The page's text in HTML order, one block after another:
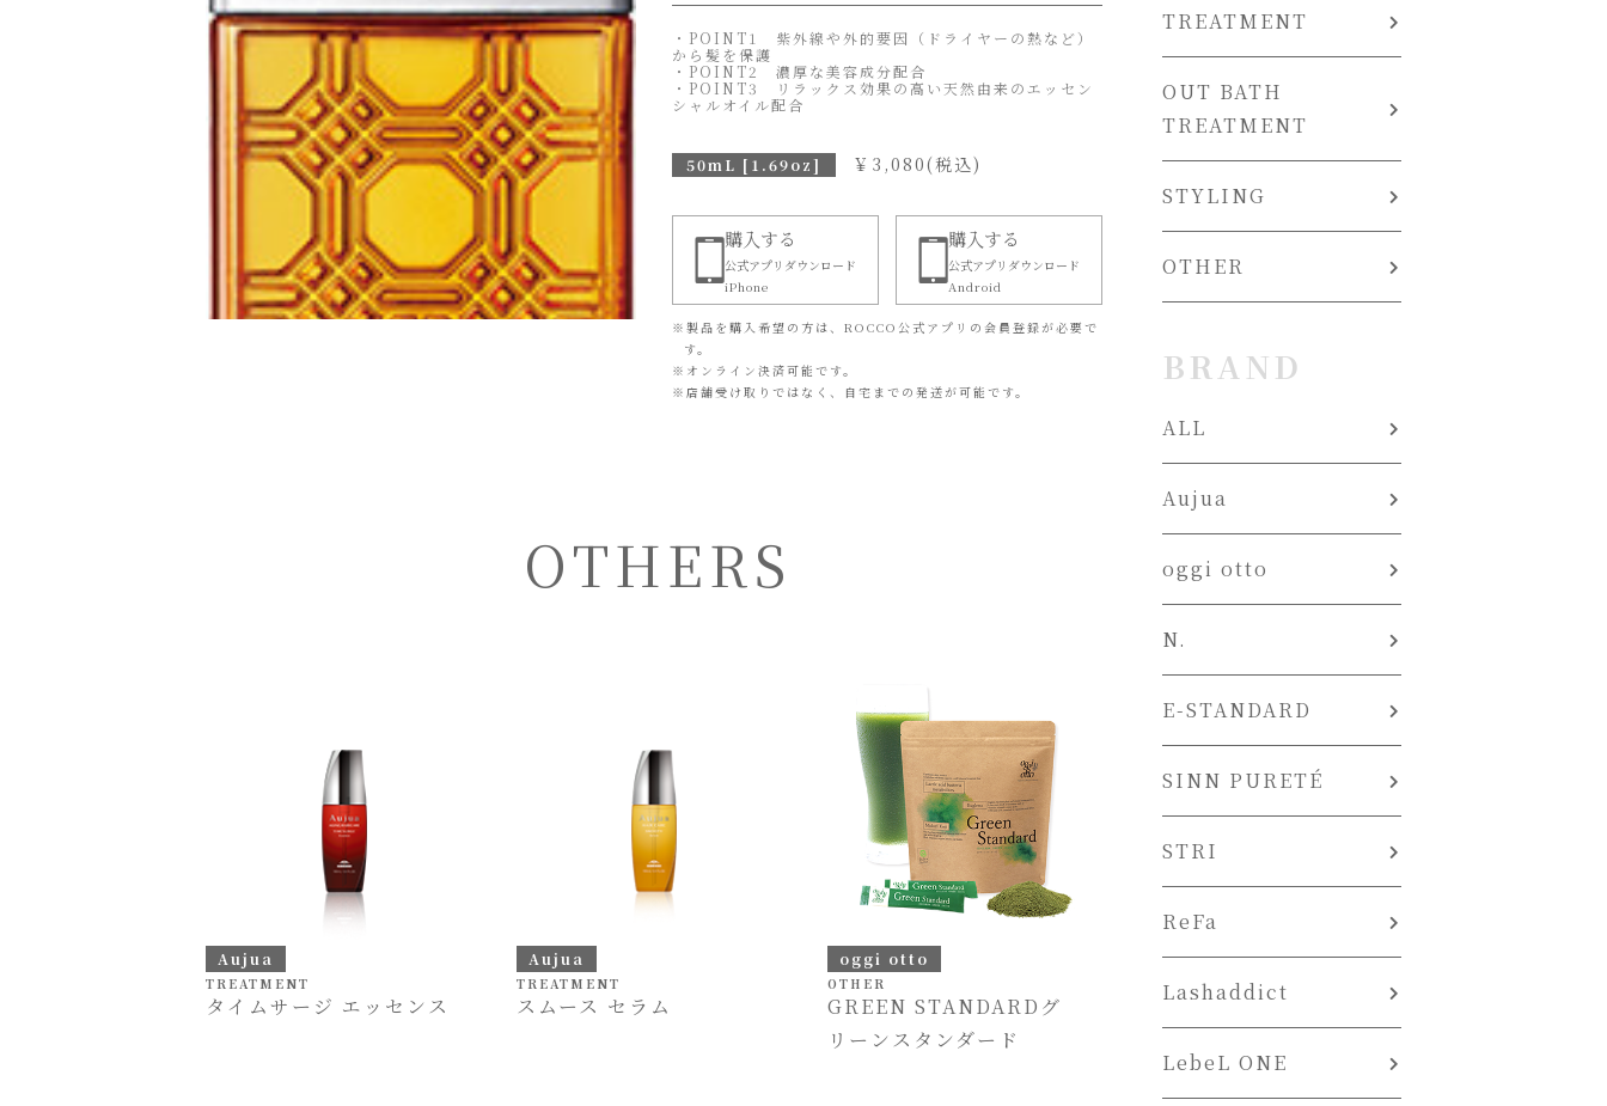
・POINT1 紫外線や外的要因（ドライヤーの熱など）
から髪を保護
・POINT2 濃厚な美容成分配合
・POINT3 リラックス効果の高い天然由来のエッセン
シャルオイル配合
50mL [1.69oz] ￥ 3,080(税込)
購入する
公式アプリダウンロード
iPhone
購入する
公式アプリダウンロード
Android
※ 製品を購入希望の方は、ROCCO公式アプリの会員登録が必要で
す。
※ オンライン決済可能です。
※ 店舗受け取りではなく、自宅までの発送が可能です。
OTHERS
Aujua
TREATMENT
タイムサージ エッセンス
Aujua
TREATMENT
スムース セラム
oggi otto
OTHER
GREEN STANDARDグ
リーンスタンダード
TREATMENT
OUT BATH
TREATMENT
STYLING
OTHER
BRAND
ALL
Aujua
oggi otto
N.
E-STANDARD
SINN PURETÉ
STRI
ReFa
Lashaddict
LebeL ONE